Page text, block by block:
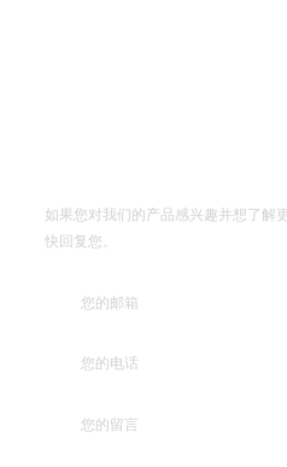
如果您对我们的产品感兴趣并想了解
快回复您。